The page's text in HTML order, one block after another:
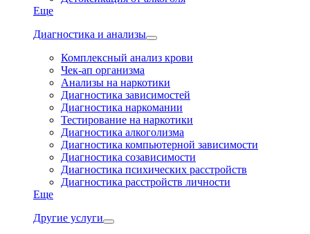
Еще
Диагностика и анализы
Комплексный анализ крови
Чек-ап организма
Анализы на наркотики
Диагностика зависимостей
Диагностика наркомании
Тестирование на наркотики
Диагностика алкоголизма
Диагностика компьютерной зависимости
Диагностика созависимости
Диагностика психических расстройств
Диагностика расстройств личности
Еще
Другие услуги